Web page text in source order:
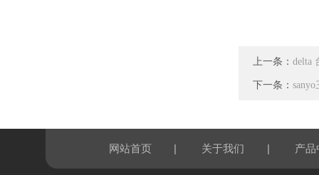
上一条： delta
下一条：
网站首页 | 关于我们 | 产品